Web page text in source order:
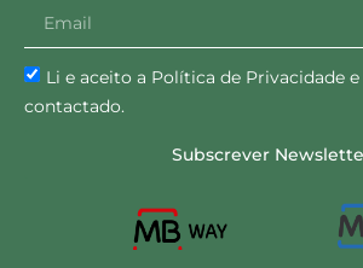
Li e aceito a Política de Privacidade
contactado.
Subscrever